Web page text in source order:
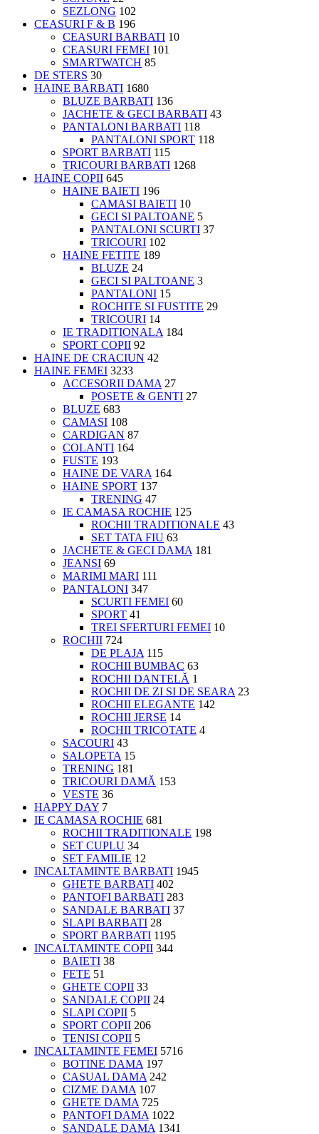
SEZLONG 102
CEASURI F & B 196
CEASURI BARBATI 10
CEASURI FEMEI 101
SMARTWATCH 85
DE STERS 30
HAINE BARBATI 1680
BLUZE BARBATI 136
JACHETE & GECI BARBATI 43
PANTALONI BARBATI 118
PANTALONI SPORT 118
SPORT BARBATI 115
TRICOURI BARBATI 1268
HAINE COPII 645
HAINE BAIETI 196
CAMASI BAIETI 10
GECI SI PALTOANE 5
PANTALONI SCURTI 37
TRICOURI 102
HAINE FETITE 189
BLUZE 24
GECI SI PALTOANE 3
PANTALONI 15
ROCHITE SI FUSTITE 29
TRICOURI 14
IE TRADITIONALA 184
SPORT COPII 92
HAINE DE CRACIUN 42
HAINE FEMEI 3233
ACCESORII DAMA 27
POSETE & GENTI 27
BLUZE 683
CAMASI 108
CARDIGAN 87
COLANTI 164
FUSTE 193
HAINE DE VARA 164
HAINE SPORT 137
TRENING 47
IE CAMASA ROCHIE 125
ROCHII TRADITIONALE 43
SET TATA FIU 63
JACHETE & GECI DAMA 181
JEANSI 69
MARIMI MARI 111
PANTALONI 347
SCURTI FEMEI 60
SPORT 41
TREI SFERTURI FEMEI 10
ROCHII 724
DE PLAJA 115
ROCHII BUMBAC 63
ROCHII DANTELĂ 1
ROCHII DE ZI SI DE SEARA 23
ROCHII ELEGANTE 142
ROCHII JERSE 14
ROCHII TRICOTATE 4
SACOURI 43
SALOPETA 15
TRENING 181
TRICOURI DAMĂ 153
VESTE 36
HAPPY DAY 7
IE CAMASA ROCHIE 681
ROCHII TRADITIONALE 198
SET CUPLU 34
SET FAMILIE 12
INCALTAMINTE BARBATI 1945
GHETE BARBATI 402
PANTOFI BARBATI 283
SANDALE BARBATI 37
SLAPI BARBATI 28
SPORT BARBATI 1195
INCALTAMINTE COPII 344
BAIETI 38
FETE 51
GHETE COPII 33
SANDALE COPII 24
SLAPI COPII 5
SPORT COPII 206
TENISI COPII 5
INCALTAMINTE FEMEI 5716
BOTINE DAMA 197
CASUAL DAMA 242
CIZME DAMA 107
GHETE DAMA 725
PANTOFI DAMA 1022
SANDALE DAMA 1341